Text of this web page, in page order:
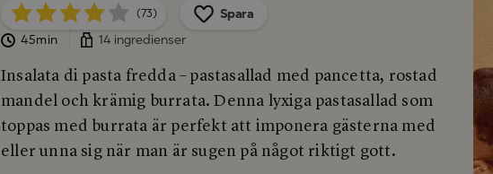
(73)
Spara
45min
14 ingredienser
Insalata di pasta fredda – pastasallad med pancetta, rostad
mandel och krämig burrata. Denna lyxiga pastasallad som
toppas med burrata är perfekt att imponera gästerna med
eller unna sig när man är sugen på något riktigt gott.